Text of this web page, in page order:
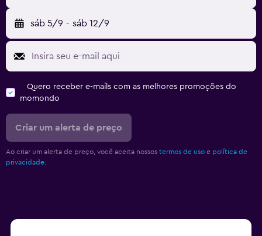
sáb 5/9 - sáb 12/9
Quero receber e-mails com as melhores promoções do
momondo
Criar um alerta de preço
Ao criar um alerta de preço, você aceita nossos termos de uso e política de
privacidade.